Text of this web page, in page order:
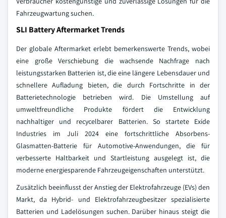
Fahrzeugwartung suchen.
SLI Battery Aftermarket Trends
Der globale Aftermarket erlebt bemerkenswerte Trends, wobei
eine große Verschiebung die wachsende Nachfrage nach
leistungsstarken Batterien ist, die eine längere Lebensdauer und
schnellere Aufladung bieten, die durch Fortschritte in der
Batterietechnologie betrieben wird. Die Umstellung auf
umweltfreundliche Produkte fördert die Entwicklung
nachhaltiger und recycelbarer Batterien. So startete Exide
Industries im Juli 2024 eine fortschrittliche Absorbens-
Glasmatten-Batterie für Automotive-Anwendungen, die für
verbesserte Haltbarkeit und Startleistung ausgelegt ist, die
moderne energiesparende Fahrzeugeigenschaften unterstützt.
Zusätzlich beeinflusst der Anstieg der Elektrofahrzeuge (EVs) den
Markt, da Hybrid- und Elektrofahrzeugbesitzer spezialisierte
Batterien und Ladelösungen suchen. Darüber hinaus steigt die